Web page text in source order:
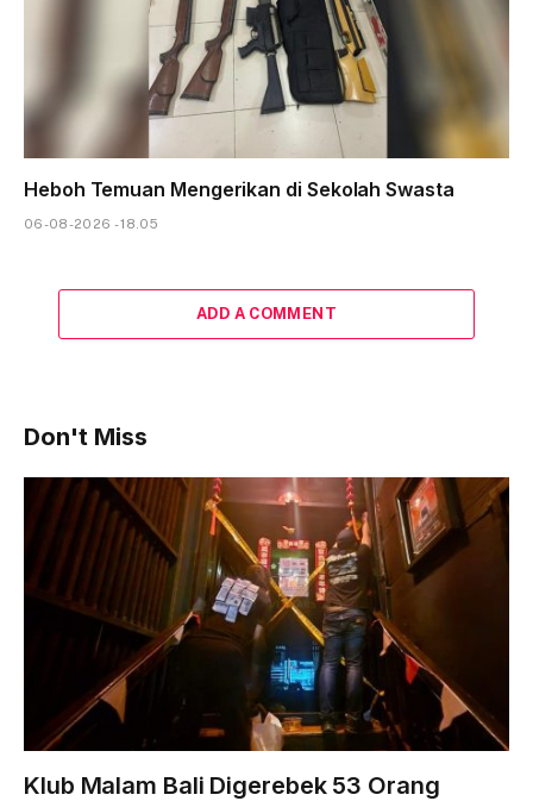
Heboh Temuan Mengerikan di Sekolah Swasta
06-08-2026 - 18.05
ADD A COMMENT
Don't Miss
Klub Malam Bali Digerebek 53 Orang